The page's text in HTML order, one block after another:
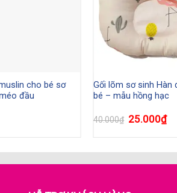
cho bé sơ
đầu
Gối lõm sơ sinh Hàn
bé – mẫu hồng hạc
40.000₫ 25.000₫